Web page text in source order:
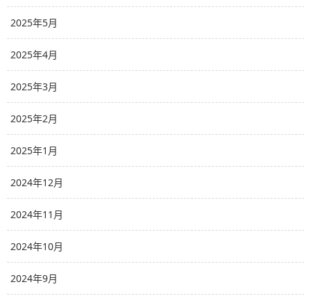
2025年5月
2025年4月
2025年3月
2025年2月
2025年1月
2024年12月
2024年11月
2024年10月
2024年9月